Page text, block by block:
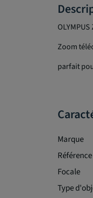
Zoom
parfait
Marque
Référence
Focale
Type